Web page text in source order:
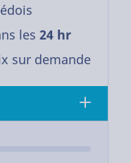
les 24 hr
sur demande